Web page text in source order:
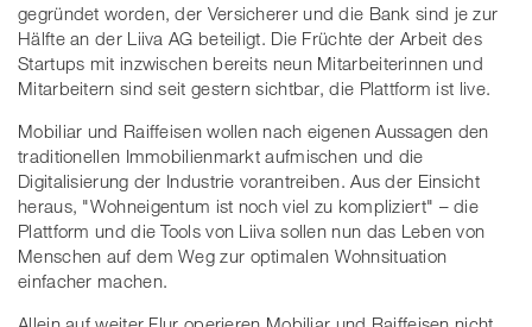
gegründet worden, der Versicherer und die Bank sind je zur
Hälfte an der Liiva AG beteiligt. Die Früchte der Arbeit des
Startups mit inzwischen bereits neun Mitarbeiterinnen und
Mitarbeitern sind seit gestern sichtbar, die Plattform ist live.
Mobiliar und Raiffeisen wollen nach eigenen Aussagen den
traditionellen Immobilienmarkt aufmischen und die
Digitalisierung der Industrie vorantreiben. Aus der Einsicht
heraus, "Wohneigentum ist noch viel zu kompliziert" – die
Plattform und die Tools von Liiva sollen nun das Leben von
Menschen auf dem Weg zur optimalen Wohnsituation
einfacher machen.